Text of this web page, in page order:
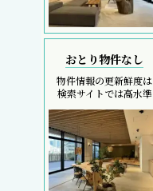
おとり物件なし
物件情報の更新鮮度は
検索サイトでは高水準